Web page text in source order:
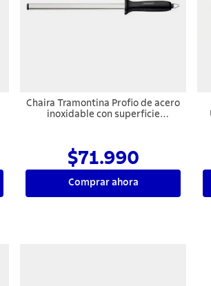
Chaira Tramontina Profio de acero
inoxidable con superficie
$71.990
Comprar ahora